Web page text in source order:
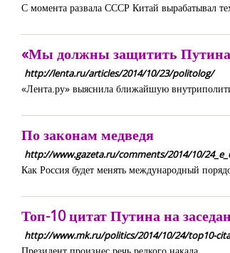
С момента развала СССР Китай вырабатывал
«Мы должны защитить Путина
http://lenta.ru/articles/2014/10/23/politolog/
«Лента.ру» выяснила ближайшую
По законам медведя
http://www.gazeta.ru/comments/2014/10/
Как Россия будет менять международный
Топ-10 цитат Путина на
http://www.mk.ru/politics/2014/10/24/top10-